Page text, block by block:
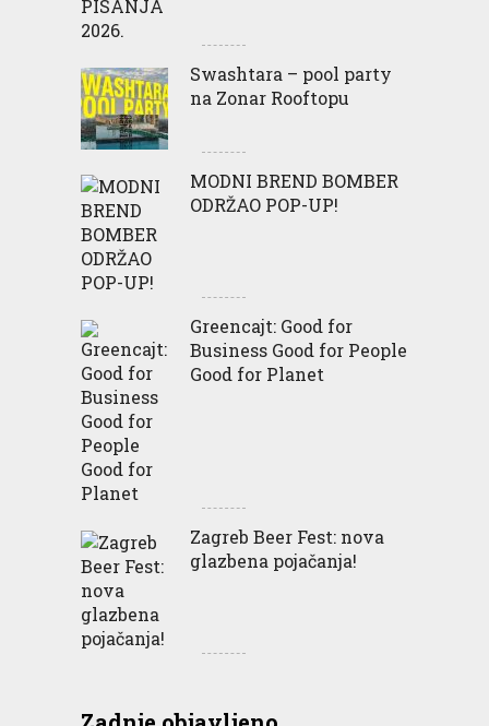
Swashtara – pool party
na Zonar Rooftopu
MODNI BREND BOMBER
ODRŽAO POP-UP!
Greencajt: Good for
Business Good for People
Good for Planet
Zagreb Beer Fest: nova
glazbena pojačanja!